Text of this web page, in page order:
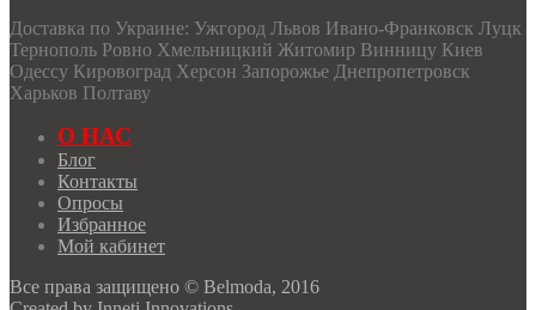
Доставка по Украине: Ужгород Львов Ивано-Франковск Луцк
Тернополь Ровно Хмельницкий Житомир Винницу Киев
Одессу Кировоград Херсон Запорожье Днепропетровск
Харьков Полтаву
О НАС
Блог
Контакты
Опросы
Избранное
Мой кабинет
Все права защищено © Belmoda, 2016